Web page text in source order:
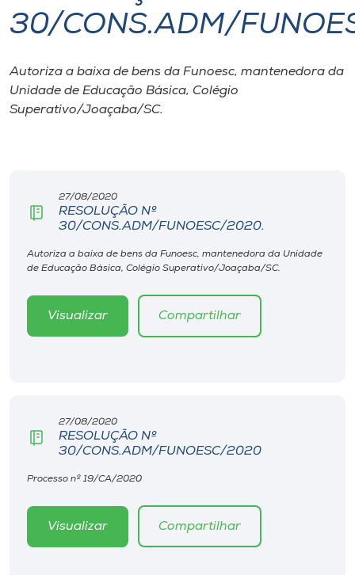
I.nova
Diplomados
Biblioteca
Editora
Rádio
Store
Selecione
30/CONS.ADM/
Autoriza a baixa de bens da Funoesc, mantenedora da
Unidade de Educação Básica, Colégio
Superativo/Joaçaba/SC.
27/08/2020
RESOLUÇÃO Nº
30/CONS.ADM/FUNOESC/2020.
Autoriza a baixa de bens da Funoesc, mantenedora da Unidade
de Educação Básica, Colégio Superativo/Joaçaba/SC.
Visualizar Compartilhar
27/08/2020
RESOLUÇÃO Nº
30/CONS.ADM/FUNOESC/2020
Processo nº 19/CA/2020
Visualizar Compartilhar